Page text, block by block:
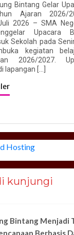
Bintang Gelar
Ajaran 2026/
2026 – SMA
Upacara
Sekolah pada
kegiatan
2026/2027.
lapangan […]
kunjungi
Bintang Menjadi